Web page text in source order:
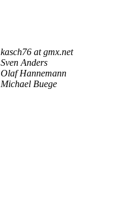
kasch76 at gmx.net
Sven Anders
Olaf Hannemann
Michael Buege